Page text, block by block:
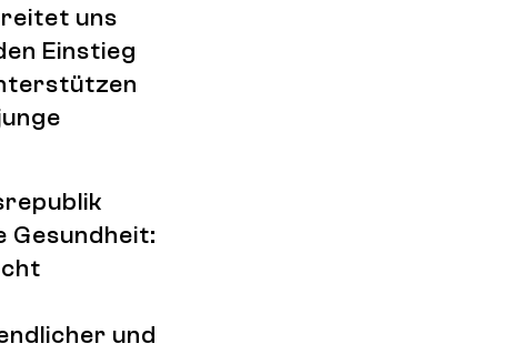
uns
Einstieg
Gesundheit:
und